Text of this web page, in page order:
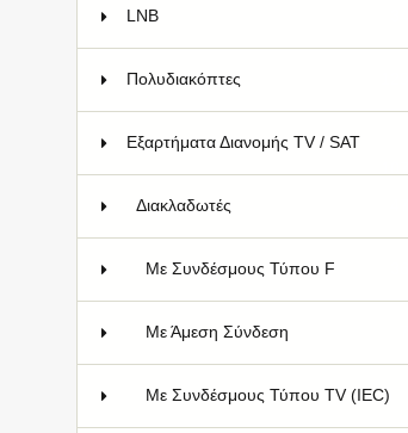
LNB
Πολυδιακόπτες
Εξαρτήματα Διανομής TV / SAT
Διακλαδωτές
Με Συνδέσμους Τύπου F
Με Άμεση Σύνδεση
Με Συνδέσμους Τύπου TV (IEC)